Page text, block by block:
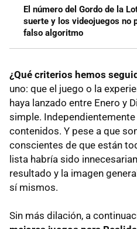
El número del Gordo de la
suerte y los videojuegos no
falso algoritmo
¿Qué criterios hemos
uno: que el juego o la
haya lanzado entre Enero y
simple.
contenidos. Y pese a que
conscientes de que están
lista habría sido
resultado y la imagen
sí mismos.
Sin más dilación, a